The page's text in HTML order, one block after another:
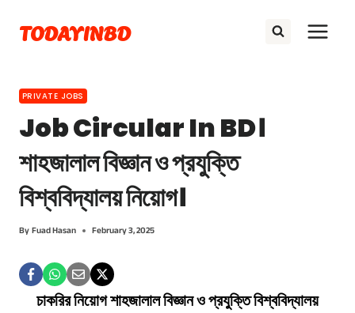
content
TODAYINBD
PRIVATE JOBS
Job Circular In BD।
শাহজালাল বিজ্ঞান ও প্রযুক্তি
বিশ্ববিদ্যালয় নিয়োগ।
ByFuad Hasan February 3, 2025
চাকরির নিয়োগ শাহজালাল বিজ্ঞান ও প্রযুক্তি বিশ্ববিদ্যালয়